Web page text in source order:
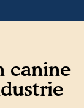
canine